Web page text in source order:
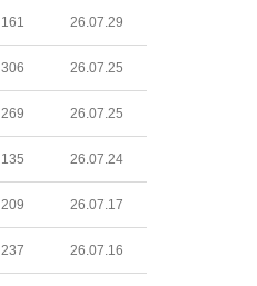
161 26.07.29
306 26.07.25
269 26.07.25
135 26.07.24
209 26.07.17
237 26.07.16